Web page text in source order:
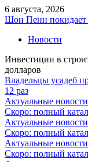
6 августа, 2026
Шон Пенн покидает
Новости
Инвестиции в
долларов
Владельцы усадеб
12 раз
Актуальные
Скоро: полный
Актуальные
Скоро: полный
Актуальные
Скоро: полный